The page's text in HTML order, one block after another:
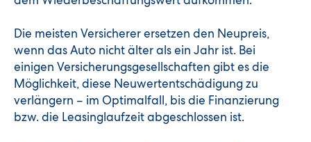
Die meisten Versicherer ersetzen den Neupreis,
wenn das Auto nicht älter als ein Jahr ist. Bei
einigen Versicherungsgesellschaften gibt es die
Möglichkeit, diese Neuwertentschädigung zu
verlängern – im Optimalfall, bis die Finanzierung
bzw. die Leasinglaufzeit abgeschlossen ist.